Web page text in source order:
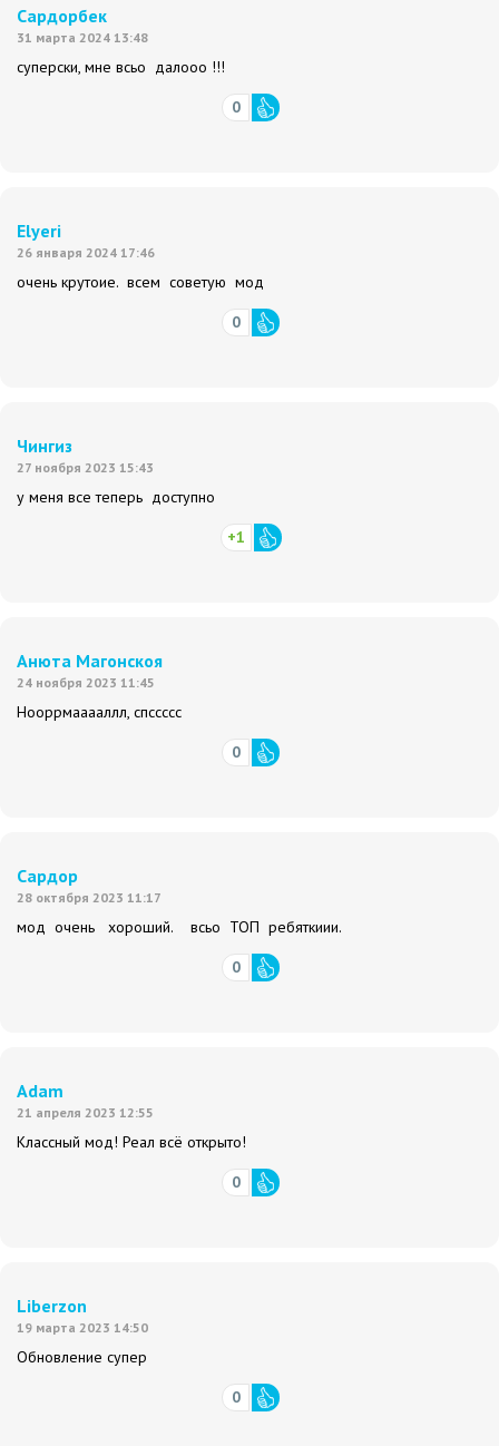
Сардорбек
31 марта 2024 13:48
суперски, мне всьо далооо !!!
0
Elyeri
26 января 2024 17:46
очень крутоие. всем советую мод
0
Чингиз
27 ноября 2023 15:43
у меня все теперь доступно
+1
Анюта Магонскоя
24 ноября 2023 11:45
Нооррмааааллл, спссссс
0
Сардор
28 октября 2023 11:17
мод очень хороший. всьо ТОП ребяткиии.
0
Adam
21 апреля 2023 12:55
Классный мод! Реал всё открыто!
0
Liberzon
19 марта 2023 14:50
Обновление супер
0